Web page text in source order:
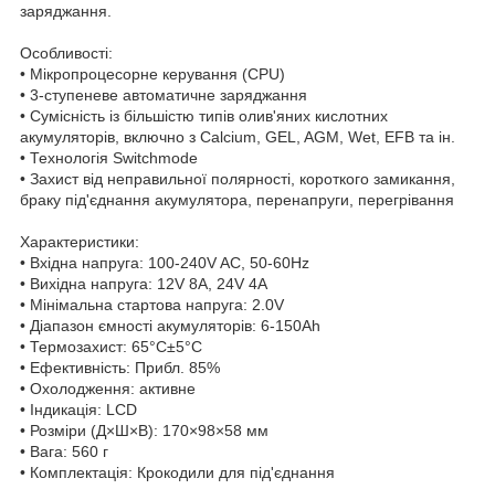
заряджання.
Особливості:
• Мікропроцесорне керування (CPU)
• 3-ступеневе автоматичне заряджання
• Сумісність із більшістю типів олив'яних кислотних
акумуляторів, включно з Calcium, GEL, AGM, Wet, EFB та ін.
• Технологія Switchmode
• Захист від неправильної полярності, короткого замикання,
браку під'єднання акумулятора, перенапруги, перегрівання
Характеристики:
• Вхідна напруга: 100-240V AC, 50-60Hz
• Вихідна напруга: 12V 8A, 24V 4A
• Мінімальна стартова напруга: 2.0V
• Діапазон ємності акумуляторів: 6-150Ah
• Термозахист: 65°C±5°C
• Ефективність: Прибл. 85%
• Охолодження: активне
• Індикація: LCD
• Розміри (Д×Ш×В): 170×98×58 мм
• Вага: 560 г
• Комплектація: Крокодили для під'єднання